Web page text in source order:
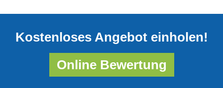
Kostenloses Angebot einholen!
Online Bewertung